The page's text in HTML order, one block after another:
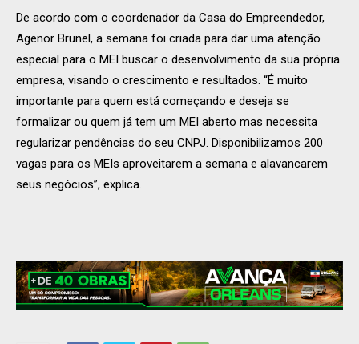
De acordo com o coordenador da Casa do Empreendedor,
Agenor Brunel, a semana foi criada para dar uma atenção
especial para o MEI buscar o desenvolvimento da sua própria
empresa, visando o crescimento e resultados. “É muito
importante para quem está começando e deseja se
formalizar ou quem já tem um MEI aberto mas necessita
regularizar pendências do seu CNPJ. Disponibilizamos 200
vagas para os MEIs aproveitarem a semana e alavancarem
seus negócios”, explica.